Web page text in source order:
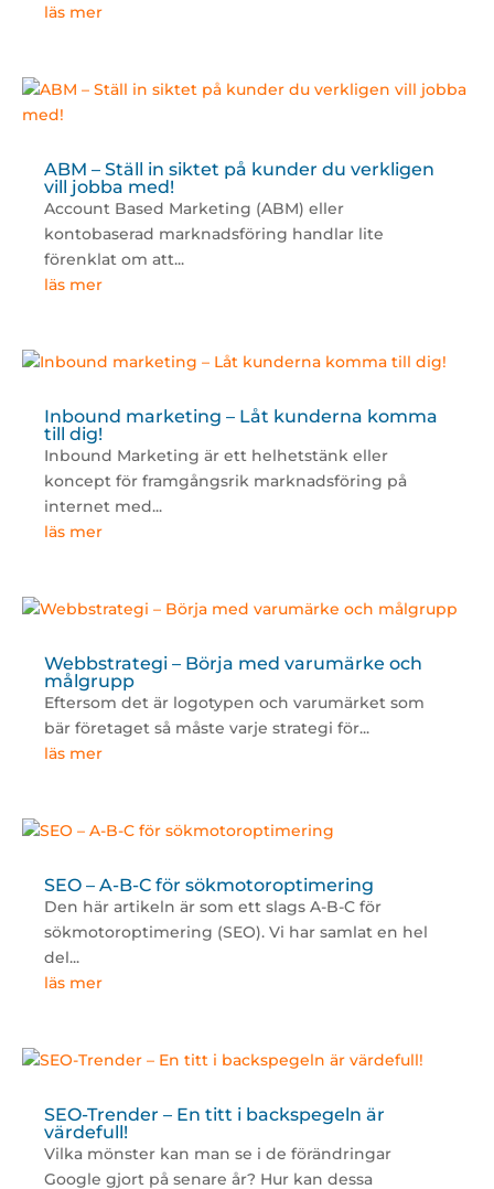
läs mer
ABM – Ställ in siktet på kunder du verkligen
vill jobba med!
Account Based Marketing (ABM) eller
kontobaserad marknadsföring handlar lite
förenklat om att...
läs mer
Inbound marketing – Låt kunderna komma
till dig!
Inbound Marketing är ett helhetstänk eller
koncept för framgångsrik marknadsföring på
internet med...
läs mer
Webbstrategi – Börja med varumärke och
målgrupp
Eftersom det är logotypen och varumärket som
bär företaget så måste varje strategi för...
läs mer
SEO – A-B-C för sökmotoroptimering
Den här artikeln är som ett slags A-B-C för
sökmotoroptimering (SEO). Vi har samlat en hel
del...
läs mer
SEO-Trender – En titt i backspegeln är
värdefull!
Vilka mönster kan man se i de förändringar
Google gjort på senare år? Hur kan dessa